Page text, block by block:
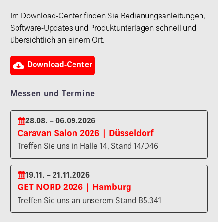
Im Download-Center finden Sie Bedienungsanleitungen,
Software-Updates und Produktunterlagen schnell und
übersichtlich an einem Ort.
 Download-Center
Messen und Termine
28.08. – 06.09.2026
Caravan Salon 2026 | Düsseldorf
Treffen Sie uns in Halle 14, Stand 14/D46
19.11. – 21.11.2026
GET NORD 2026 | Hamburg
Treffen Sie uns an unserem Stand B5.341